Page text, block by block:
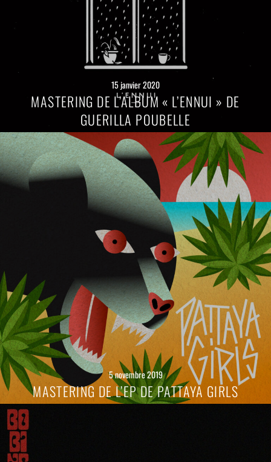
15 janvier 2020
MASTERING DE L’ALBUM « L’ENNUI » DE
GUERILLA POUBELLE
5 novembre 2019
MASTERING DE L’EP DE PATTAYA GIRLS
Lire
la
suite
→
Lire
suite
→